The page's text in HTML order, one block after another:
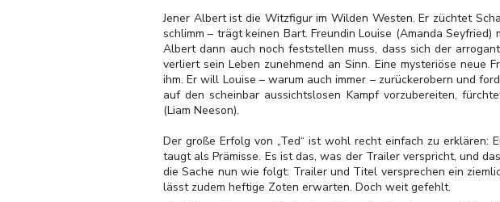
Jener Albert ist die Witzfigur im Wilden Westen. Er züchtet
schlimm – trägt keinen Bart. Freundin Louise (Amanda
Albert dann auch noch feststellen muss, dass sich der
verliert sein Leben zunehmend an Sinn. Eine mysteriöse neue
ihm. Er will Louise – warum auch immer – zurückerobern und
auf den scheinbar aussichtslosen Kampf vorzubereiten,
(Liam Neeson).
Der große Erfolg von „Ted“ ist wohl recht einfach zu
taugt als Prämisse. Es ist das, was der Trailer verspricht, und
die Sache nun wie folgt: Trailer und Titel versprechen ein
lässt zudem heftige Zoten erwarten. Doch weit gefehlt.